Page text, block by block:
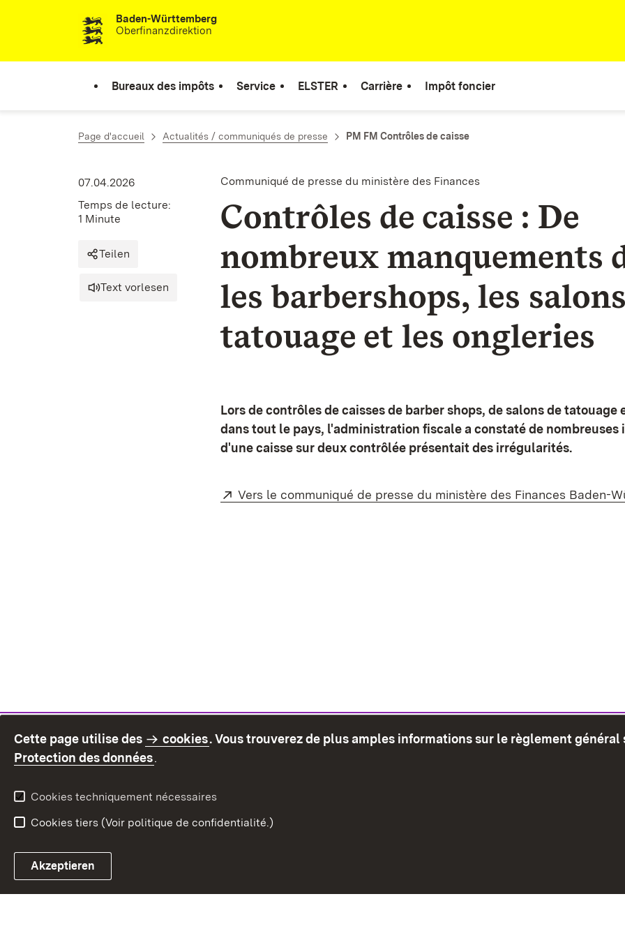
Passer au contenuBaden-Württemberg
Oberfinanzdirektion
Bureaux des impôts Service ELSTER Carrière Impôt foncier
Page d'accueil Actualités / communiqués de presse PM FM Contrôles de caisse
Communiqué de presse du ministère des Finances
Contrôles de caisse : De
nombreux manquements
les barbershops, les
tatouage et les ongleries
07.04.2026
Temps de lecture:
1 Minute
Teilen
Text vorlesen
Lors de contrôles de caisses de barber shops, de salons de tatouage
dans tout le pays, l'administration fiscale a constaté de nombreuses
d'une caisse sur deux contrôlée présentait des irrégularités.
Externe:
Vers le communiqué de presse du ministère des Finances Baden-
Cette page utilise des cookies. Vous trouverez de plus amples informations sur le règlement
Protection des données.
Cookies techniquement nécessaires
Cookies tiers (Voir politique de confidentialité.)
Akzeptieren